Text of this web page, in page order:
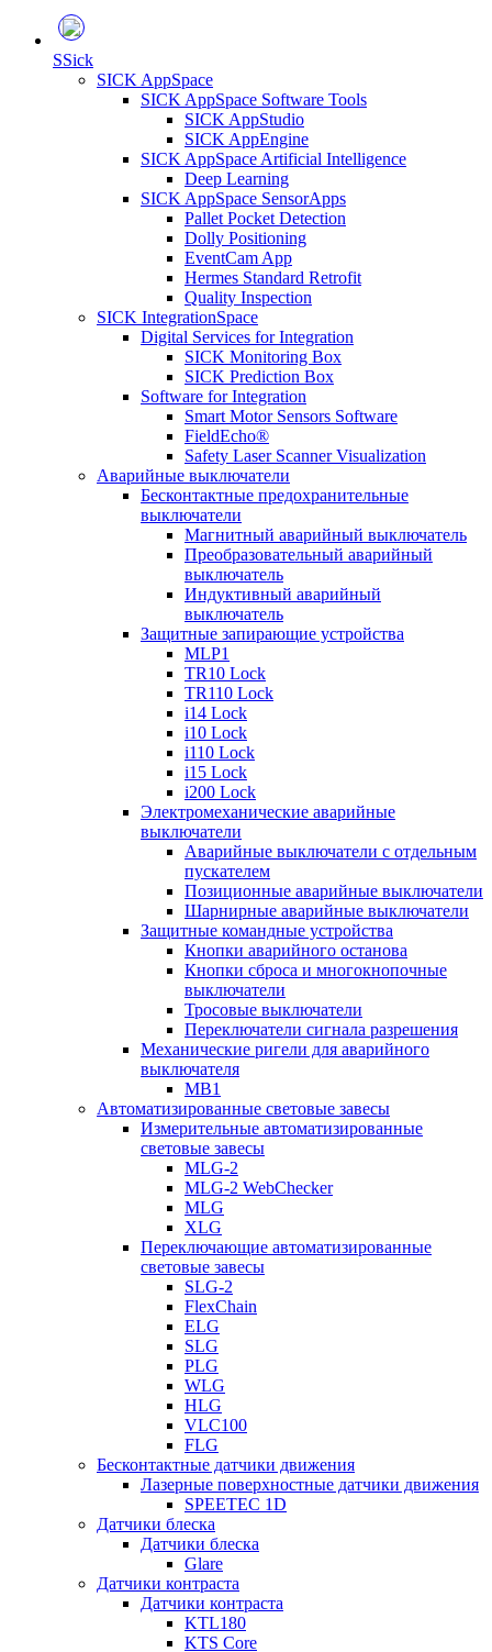
SSick
SICK AppSpace
SICK AppSpace Software Tools
SICK AppStudio
SICK AppEngine
SICK AppSpace Artificial Intelligence
Deep Learning
SICK AppSpace SensorApps
Pallet Pocket Detection
Dolly Positioning
EventCam App
Hermes Standard Retrofit
Quality Inspection
SICK IntegrationSpace
Digital Services for Integration
SICK Monitoring Box
SICK Prediction Box
Software for Integration
Smart Motor Sensors Software
FieldEcho®
Safety Laser Scanner Visualization
Аварийные выключатели
Бесконтактные предохранительные
выключатели
Магнитный аварийный выключатель
Преобразовательный аварийный
выключатель
Индуктивный аварийный
выключатель
Защитные запирающие устройства
MLP1
TR10 Lock
TR110 Lock
i14 Lock
i10 Lock
i110 Lock
i15 Lock
i200 Lock
Электромеханические аварийные
выключатели
Аварийные выключатели с отдельным
пускателем
Позиционные аварийные выключатели
Шарнирные аварийные выключатели
Защитные командные устройства
Кнопки аварийного останова
Кнопки сброса и многокнопочные
выключатели
Тросовые выключатели
Переключатели сигнала разрешения
Механические ригели для аварийного
выключателя
MB1
Автоматизированные световые завесы
Измерительные автоматизированные
световые завесы
MLG-2
MLG-2 WebChecker
MLG
XLG
Переключающие автоматизированные
световые завесы
SLG-2
FlexChain
ELG
SLG
PLG
WLG
HLG
VLC100
FLG
Бесконтактные датчики движения
Лазерные поверхностные датчики движения
SPEETEC 1D
Датчики блеска
Датчики блеска
Glare
Датчики контраста
Датчики контраста
KTL180
KTS Core